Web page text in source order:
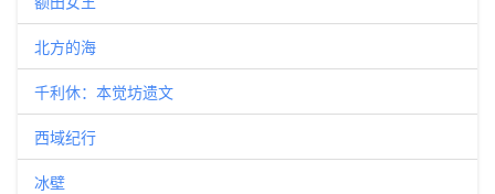
北方的海
千利休：本觉坊遗文
西域纪行
冰壁